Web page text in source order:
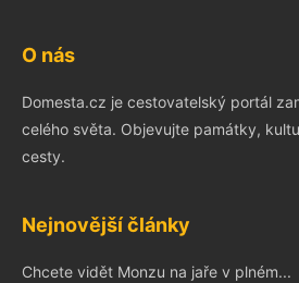
O nás
Domesta.cz je cestovatelský portál
celého světa. Objevujte památky,
cesty.
Nejnovější články
Chcete vidět Monzu na jaře v plném...